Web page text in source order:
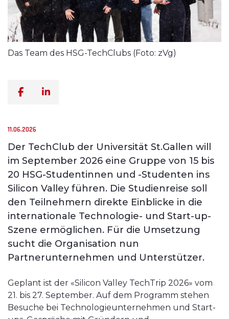
Das Team des HSG-TechClubs (Foto: zVg)
11.06.2026
Der TechClub der Universität St.Gallen will
im September 2026 eine Gruppe von 15 bis
20 HSG-Studentinnen und -Studenten ins
Silicon Valley führen. Die Studienreise soll
den Teilnehmern direkte Einblicke in die
internationale Technologie- und Start-up-
Szene ermöglichen. Für die Umsetzung
sucht die Organisation nun
Partnerunternehmen und Unterstützer.
Geplant ist der «Silicon Valley TechTrip 2026» vom
21. bis 27. September. Auf dem Programm stehen
Besuche bei Technologieunternehmen und Start-